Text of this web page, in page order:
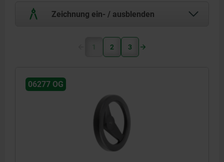
Zeichnung ein- / ausblenden
1 2 3
06277 OG